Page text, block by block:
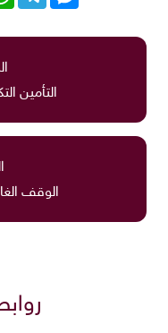
التأمين
الوقف